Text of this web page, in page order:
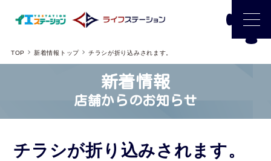
TOP 新着情報トップ チラシが折り込みされます。
新着情報
店舗からのお知らせ
チラシが折り込みされます。